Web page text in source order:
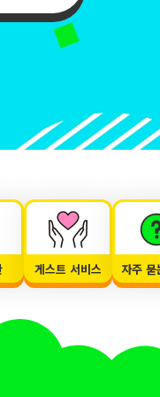
게스트 서비스 자주 묻